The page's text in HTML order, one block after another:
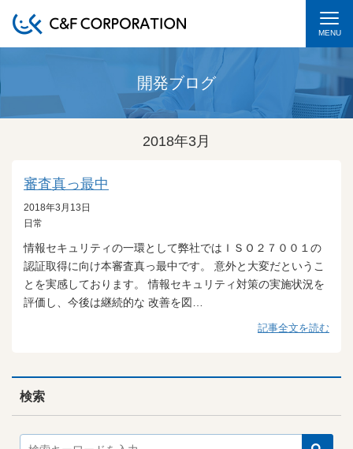
MENU
開発ブログ
2018年3月
審査真っ最中
2018年3月13日
日常
情報セキュリティの一環として弊社ではＩＳＯ２７００１の
認証取得に向け本審査真っ最中です。 意外と大変だというこ
とを実感しております。 情報セキュリティ対策の実施状況を
評価し、今後は継続的な 改善を図…
記事全文を読む
検索